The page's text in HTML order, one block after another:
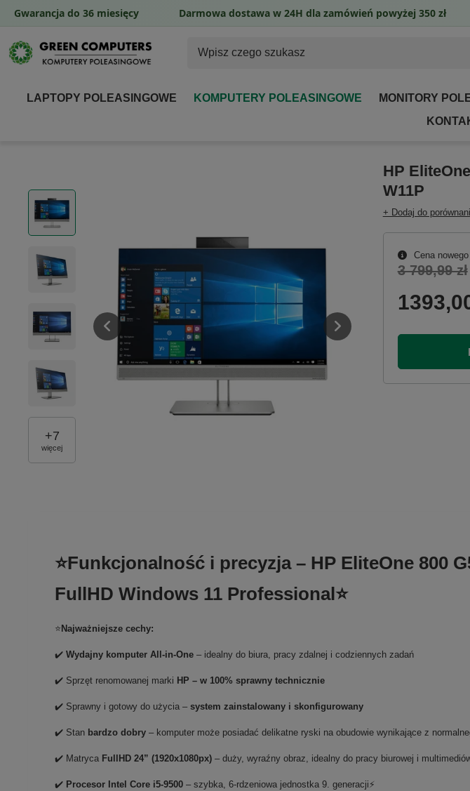
LAPTOPY POLEASINGOWE KOMPUTERY POLEASINGOWE MONITORY
+7
więcej
HP
W11P
+ Dodaj do
Cena nowego
3 799,99 zł
⭐Funkcjonalność i precyzja – HP EliteOne 800
FullHD Windows 11 Professional⭐
⭐ Najważniejsze cechy:
✔️Wydajny komputer All-in-One – idealny do biura, pracy zdalnej i codziennych zadań
✔️ Sprzęt renomowanej marki HP – w 100% sprawny technicznie
✔️ Sprawny i gotowy do użycia –system zainstalowany i skonfigurowany
✔️ Stan bardzo dobry – komputer może posiadać delikatne ryski na obudowie wynikające z
✔️ Matryca FullHD 24” (1920x1080px) – duży, wyraźny obraz, idealny do pracy biurowej i
✔️ Procesor Intel Core i5-9500 – szybka, 6-rdzeniowa jednostka 9. generacji⚡
Gwarancja do 36 miesięcy Darmowa dostawa w 24H dla zamówień powyżej 350 zł